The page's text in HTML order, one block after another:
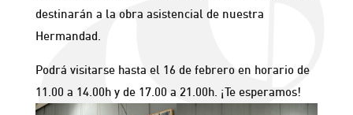
destinarán a la obra asistencial de nuestra
Hermandad.
Podrá visitarse hasta el 16 de febrero en horario de
11.00 a 14.00h y de 17.00 a 21.00h. ¡Te esperamos!